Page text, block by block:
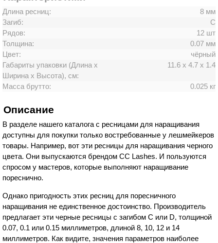
Длина ресниц:
8 мм
Загиб:
C
Рядов:
12 шт
Толщина:
0.07 мм
Цвет:
чёрный
Габариты упаковки (Длина х
Ширина х Высота), см:
11.6 х 4.7 х 1.4
Масса брутто: 0.025 кг
Описание
В разделе нашего каталога с ресницами для наращивания
доступны для покупки только востребованные у лешмейкеров
товары. Например, вот эти ресницы для наращивания черного
цвета. Они выпускаются брендом CC Lashes. И пользуются
спросом у мастеров, которые выполняют наращивание
пореснично.
Однако пригодность этих ресниц для поресничного
наращивания не единственное достоинство. Производитель
предлагает эти черные ресницы с загибом C или D, толщиной
0.07, 0.1 или 0.15 миллиметров, длиной 8, 10, 12 и 14
миллиметров. Как видите, значения параметров наиболее